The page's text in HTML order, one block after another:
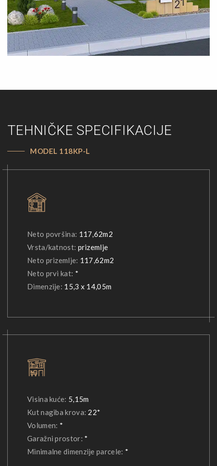
TEHNIČKE SPECIFIKACIJE
MODEL 118KP-L
Neto površina: 117,62m2
Vrsta/katnost: prizemlje
Neto prizemlje: 117,62m2
Neto prvi kat: *
Dimenzije: 15,3 x 14,05m
Visina kuće: 5,15m
Kut nagiba krova: 22*
Volumen: *
Garažni prostor: *
Minimalne dimenzije parcele: *